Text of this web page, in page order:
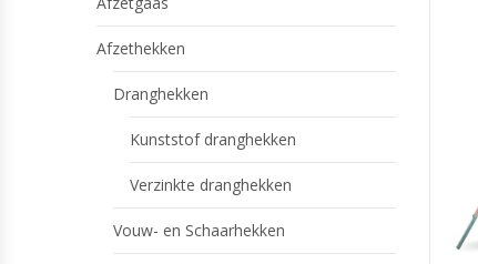
Afzethekken
Dranghekken
Kunststof dranghekken
Verzinkte dranghekken
Vouw- en Schaarhekken